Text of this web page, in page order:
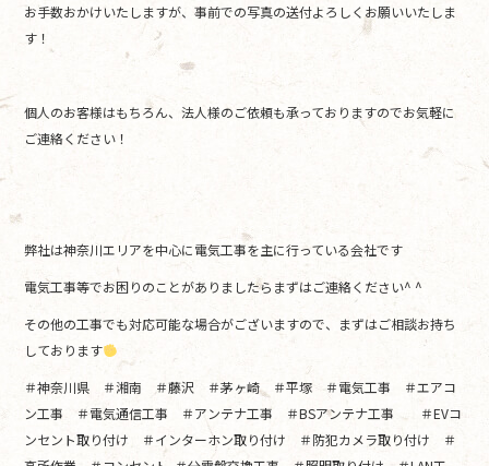
お手数おかけいたしますが、事前での写真の送付よろしくお願いいたしま
す！
個人のお客様はもちろん、法人様のご依頼も承っておりますのでお気軽に
ご連絡ください！
弊社は神奈川エリアを中心に電気工事を主に行っている会社です
電気工事等でお困りのことがありましたらまずはご連絡ください^ ^
その他の工事でも対応可能な場合がございますので、まずはご相談お持ち
しております
＃神奈川県 ＃湘南 ＃藤沢 ＃茅ヶ崎 ＃平塚 ＃電気工事 ＃エアコ
ン工事 ＃電気通信工事 ＃アンテナ工事 ＃BSアンテナ工事 ＃EVコ
ンセント取り付け ＃インターホン取り付け ＃防犯カメラ取り付け ＃